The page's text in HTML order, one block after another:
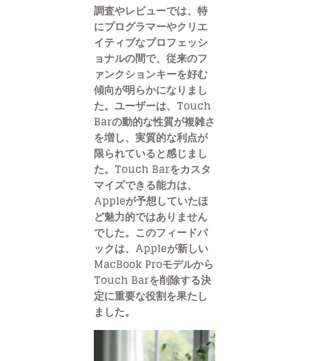
調査やレビューでは、特
にプログラマーやクリエ
イティブなプロフェッシ
ョナルの間で、従来のフ
ァンクションキーを好む
傾向が明らかになりまし
た。ユーザーは、Touch
Barの動的な性質が複雑さ
を増し、実質的な利点が
限られていると感じまし
た。Touch Barをカスタ
マイズできる能力は、
Appleが予想していたほ
ど魅力的ではありません
でした。このフィードバ
ックは、Appleが新しい
MacBook Proモデルから
Touch Barを削除する決
定に重要な役割を果たし
ました。